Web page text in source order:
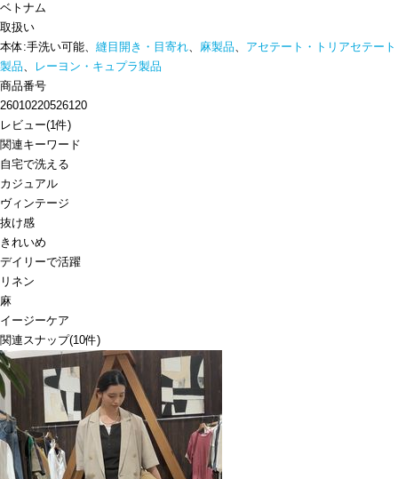
ベトナム
取扱い
本体:手洗い可能、 縫目開き・目寄れ、 麻製品、 アセテート・トリアセテート
製品、
レーヨン・キュプラ製品
商品番号
26010220526120
レビュー(1件)
関連キーワード
自宅で洗える
カジュアル
ヴィンテージ
抜け感
きれいめ
デイリーで活躍
リネン
麻
イージーケア
関連スナップ(10件)